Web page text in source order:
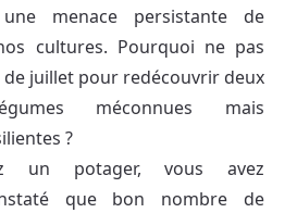
menace persistante de
cultures. Pourquoi ne pas
juillet pour redécouvrir deux
méconnues mais
?
un potager, vous avez
que bon nombre de